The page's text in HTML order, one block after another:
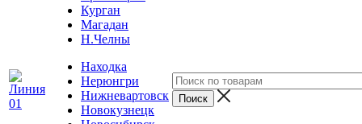
Курган
Магадан
Н.Челны
Находка
Нерюнгри
Нижневартовск
Новокузнецк